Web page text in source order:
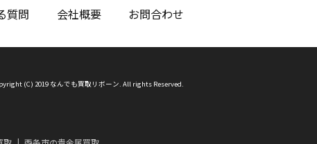
質問 会社概要 お問合わせ
(C) 2019 なんでも買取リボーン. All rights Reserved.